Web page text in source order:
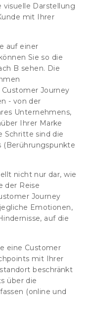
visuelle Darstellung
mit Ihrer
auf einer
Sie so die
B sehen. Die
Journey
- von der
Unternehmens,
Ihrer Marke
Schritte sind die
(Berührungspunkte
nicht nur dar, wie
der Reise
Journey
Emotionen,
auf die
eine Customer
mit Ihrer
beschränkt
über die
(online und